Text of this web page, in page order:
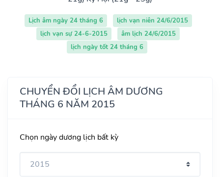
Lịch âm ngày 24 tháng 6
lịch vạn niên 24/6/2015
lịch vạn sự 24-6-2015
âm lịch 24/6/2015
lịch ngày tốt 24 tháng 6
CHUYỂN ĐỔI LỊCH ÂM DƯƠNG
THÁNG 6 NĂM 2015
Chọn ngày dương lịch bất kỳ